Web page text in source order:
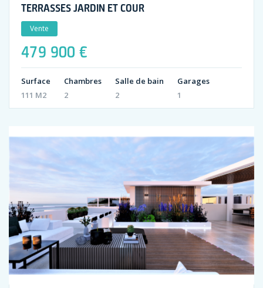
TERRASSES JARDIN ET COUR
Vente
479 900 €
Surface
111 M2
Chambres
2
Salle de bain
2
Garages
1